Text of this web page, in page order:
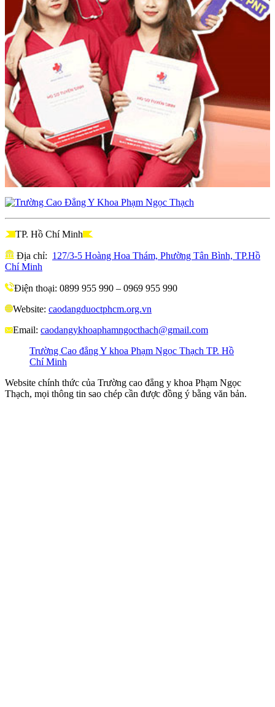
TP. Hồ Chí Minh
Địa chỉ: 127/3-5 Hoàng Hoa Thám, Phường Tân Bình, TP.Hồ
Chí Minh
Điện thoại: 0899 955 990 – 0969 955 990
Website: caodangduoctphcm.org.vn
Email: caodangykhoaphamngocthach@gmail.com
Trường Cao đẳng Y khoa Phạm Ngọc Thạch TP. Hồ
Chí Minh
Website chính thức của Trường cao đẳng y khoa Phạm Ngọc
Thạch, mọi thông tin sao chép cần được đồng ý bằng văn bản.